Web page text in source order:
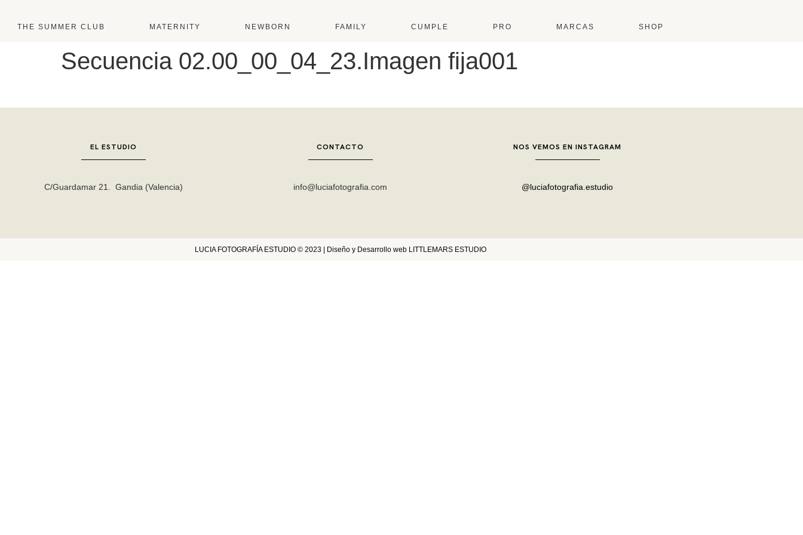
THE SUMMER CLUB MATERNITY NEWBORN FAMILY CUMPLE PRO MARCAS SHOP
Secuencia 02.00_00_04_23.Imagen fija001
EL ESTUDIO
C/Guardamar 21. Gandia (Valencia)
CONTACTO
info@luciafotografia.com
NOS VEMOS EN INSTAGRAM
@luciafotografia.estudio
LUCIA FOTOGRAFÍA ESTUDIO © 2023 | Diseño y Desarrollo web LITTLEMARS ESTUDIO